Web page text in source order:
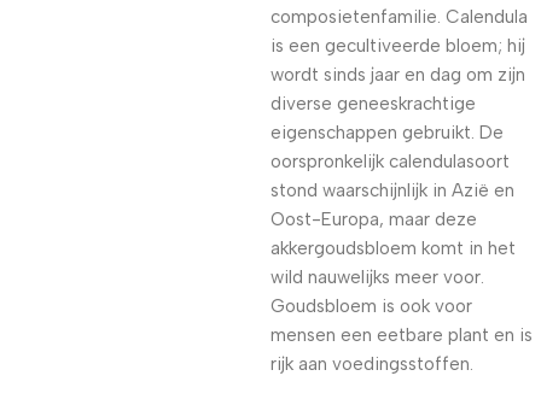
composietenfamilie. Calendula
is een gecultiveerde bloem; hij
wordt sinds jaar en dag om zijn
diverse geneeskrachtige
eigenschappen gebruikt. De
oorspronkelijk calendulasoort
stond waarschijnlijk in Azië en
Oost-Europa, maar deze
akkergoudsbloem komt in het
wild nauwelijks meer voor.
Goudsbloem is ook voor
mensen een eetbare plant en is
rijk aan voedingsstoffen.